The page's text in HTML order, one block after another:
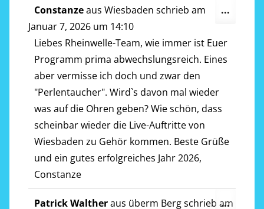
Constanzeaus Wiesbaden schrieb am
Januar 7, 2026 um 14:10
Liebes Rheinwelle-Team, wie immer ist Euer
Programm prima abwechslungsreich. Eines
aber vermisse ich doch und zwar den
"Perlentaucher". Wird`s davon mal wieder
was auf die Ohren geben? Wie schön, dass
scheinbar wieder die Live-Auftritte von
Wiesbaden zu Gehör kommen. Beste Grüße
und ein gutes erfolgreiches Jahr 2026,
Constanze
...
Patrick Waltheraus überm Bergschrieb am
...Diese